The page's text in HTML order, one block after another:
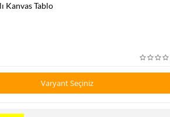
Kanvas Tablo
Varyant Seçiniz